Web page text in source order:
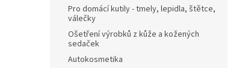
Pro domácí kutily - tmely, lepidla, štětce,
válečky
Ošetření výrobků z kůže a kožených
sedaček
Autokosmetika